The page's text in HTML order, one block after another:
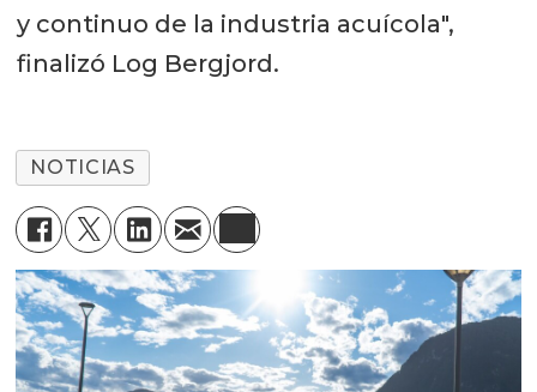
y continuo de la industria acuícola",
finalizó Log Bergjord.
NOTICIAS